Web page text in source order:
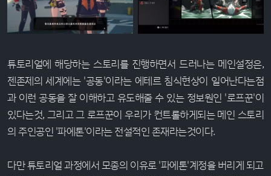
튜토리얼에 해당하는 스토리를 진행하면서 드러나는 메인설정은,
젠존제의 세계에는 '공동'이라는 에테르 침식현상이 일어난다는점
과 이런 공동을 잘 이해하고 유도해줄 수 있는 정보원인 '로프꾼'이
있다는것, 그리고 그 로프꾼이 우리가 컨트롤하게되는 메인 스토리
의 주인공인 '파에톤'이라는 전설적인 존재라는것이다.
다만 튜토리얼 과정에서 모종의 이유로 '파에톤'계정을 버리게 되고